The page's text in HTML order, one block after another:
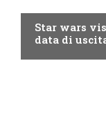
Star wars
data di